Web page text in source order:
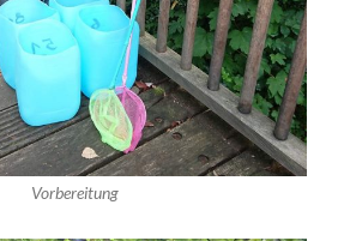
Vorbereitung